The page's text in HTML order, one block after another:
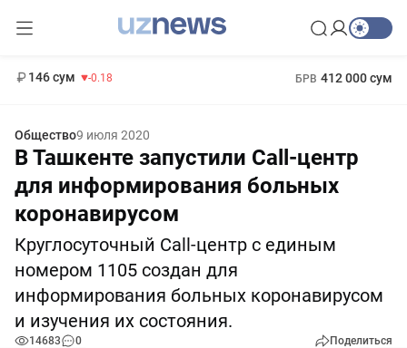
146 сум -0.18 БРВ 412 000 сум
Общество9 июля 2020
В Ташкенте запустили Call-центр
для информирования больных
коронавирусом
Круглосуточный Call-центр с единым
номером 1105 создан для
информирования больных коронавирусом
и изучения их состояния.
14683 0 Поделиться